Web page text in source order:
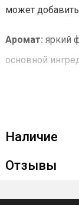
может
Аромат: яркий
основной
Наличие
Отзывы